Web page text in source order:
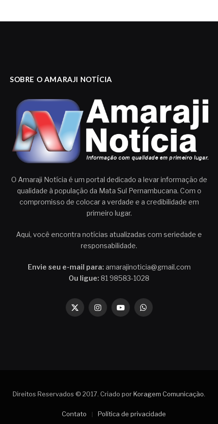
SOBRE O AMARAJI NOTÍCIA
O Amaraji Notícia é um portal dedicado a levar informação de
qualidade à população da Mata Sul Pernambucana. Com o
compromisso de colocar a verdade e a credibilidade em
primeiro lugar.
Aqui, você encontra notícias atualizadas com seriedade e
responsabilidade.
Envie seu e-mail para: amarajinoticia@gmail.com
Ou ligue: 81 98583-1028
X
InstagramYouTubeWhatsApp
Direitos Reservados © 2017. Criado porKoragem Comunicação.
Contato
Política de privacidade